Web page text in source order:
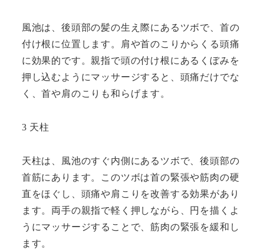
風池は、後頭部の髪の生え際にあるツボで、首の
付け根に位置します。肩や首のこりからくる頭痛
に効果的です。親指で頭の付け根にあるくぼみを
押し込むようにマッサージすると、頭痛だけでな
く、首や肩のこりも和らげます。
3 天柱
天柱は、風池のすぐ内側にあるツボで、後頭部の
首筋にあります。このツボは首の緊張や筋肉の硬
直をほぐし、頭痛や肩こりを改善する効果があり
ます。両手の親指で軽く押しながら、円を描くよ
うにマッサージすることで、筋肉の緊張を緩和し
ます。